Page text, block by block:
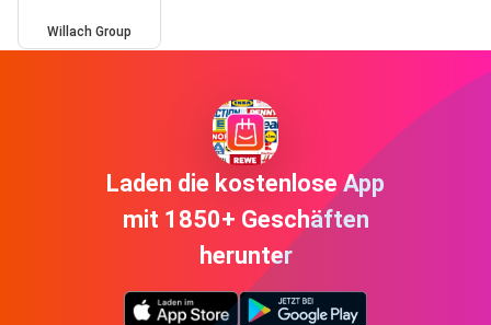
Willach Group
Laden die kostenlose App
mit 1850+ Geschäften
herunter